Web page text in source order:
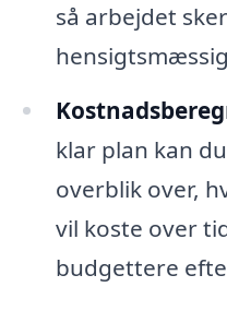
så arbejdet
klar plan kan
overblik over,
vil koste over
budgettere